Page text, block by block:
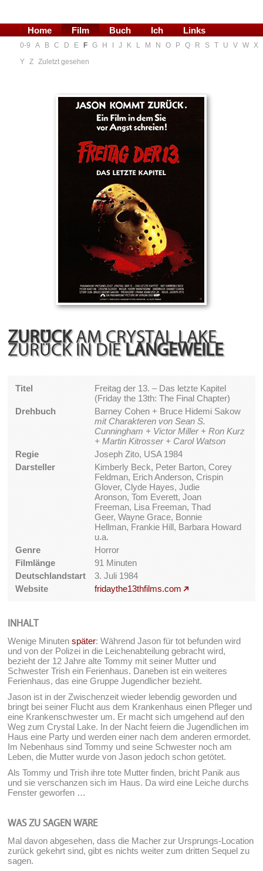
Home Film Buch Ich Links
0-9 A B C D E F G H J K L M N O P Q R S T U V W X
Y Z Zuletzt gesehen
ZURÜCKAM CRYSTAL LAKE
ZURÜCK IN DIE LANGEWEILE
Titel
Freitag der 13. – Das letzte Kapitel
(Friday the 13th: The Final Chapter)
Drehbuch
Barney Cohen + Bruce Hidemi Sakow
mit Charakteren von Sean S.
Cunningham + Victor Miller + Ron Kurz
+ Martin Kitrosser + Carol Watson
Regie
Joseph Zito, USA 1984
Darsteller
Kimberly Beck, Peter Barton, Corey
Feldman, Erich Anderson, Crispin
Glover, Clyde Hayes, Judie
Aronson, Tom Everett, Joan
Freeman, Lisa Freeman, Thad
Geer, Wayne Grace, Bonnie
Hellman, Frankie Hill, Barbara Howard
u.a.
Genre
Horror
Filmlänge
91 Minuten
Deutschlandstart
3. Juli 1984
Website
fridaythe13thfilms.com
INHALT
Wenige Minutenspäter: Während Jason für tot befunden wird
und von der Polizei in die Leichenabteilung gebracht wird,
bezieht der 12 Jahre alte Tommy mit seiner Mutter und
Schwester Trish ein Ferienhaus. Daneben ist ein weiteres
Ferienhaus, das eine Gruppe Jugendlicher bezieht.
Jason ist in der Zwischenzeit wieder lebendig geworden und
bringt bei seiner Flucht aus dem Krankenhaus einen Pfleger und
eine Krankenschwester um. Er macht sich umgehend auf den
Weg zum Crystal Lake. In der Nacht feiern die Jugendlichen im
Haus eine Party und werden einer nach dem anderen ermordet.
Im Nebenhaus sind Tommy und seine Schwester noch am
Leben, die Mutter wurde von Jason jedoch schon getötet.
Als Tommy und Trish ihre tote Mutter finden, bricht Panik aus
und sie verschanzen sich im Haus. Da wird eine Leiche durchs
Fenster geworfen …
WAS ZU SAGEN WÄRE
Mal davon abgesehen, dass die Macher zur Ursprungs-Location
zurück gekehrt sind, gibt es nichts weiter zum dritten Sequel zu
sagen.